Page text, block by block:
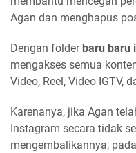
Agan dan menghapus
Dengan folder baru baru
mengakses semua
Video, Reel, Video IGTV,
Karenanya, jika Agan
Instagram secara tidak
mengembalikannya,